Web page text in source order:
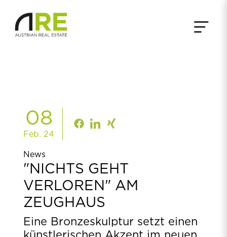
08
Feb. 24
News
"NICHTS GEHT
VERLOREN" AM
ZEUGHAUS
Eine Bronzeskulptur setzt einen
künstlerischen Akzent im neuen